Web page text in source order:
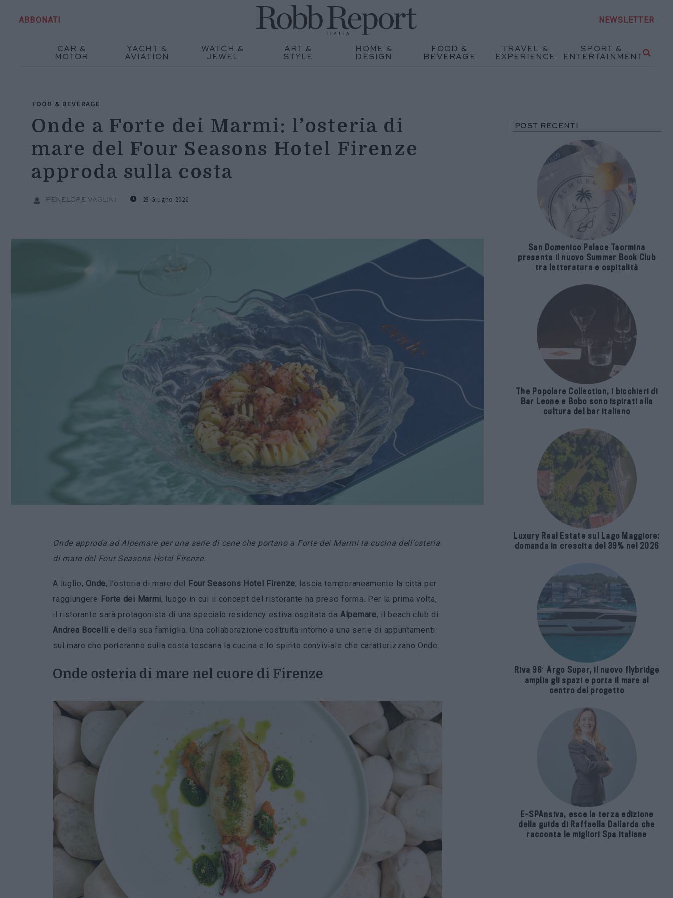
ABBONATI NEWSLETTER
CAR &
MOTOR
YACHT &
AVIATION
WATCH &
JEWEL
ART &
STYLE
HOME &
DESIGN
FOOD &
BEVERAGE
TRAVEL &
EXPERIENCE
SPORT &
ENTERTAINMENT
FOOD & BEVERAGE
Onde a Forte dei Marmi: l’osteria di
mare del Four Seasons Hotel Firenze
approda sulla costa
PENELOPE VAGLINI 23 Giugno 2026
Onde approda ad Alpemare per una serie di cene che portano a Forte dei Marmi la cucina dell’osteria
di mare del Four Seasons Hotel Firenze.
A luglio, Onde, l’osteria di mare del Four Seasons Hotel Firenze, lascia temporaneamente la città per
raggiungere Forte dei Marmi, luogo in cui il concept del ristorante ha preso forma. Per la prima volta,
il ristorante sarà protagonista di una speciale residency estiva ospitata daAlpemare, il beach club di
Andrea Bocelli e della sua famiglia. Una collaborazione costruita intorno a una serie di appuntamenti
sul mare che porteranno sulla costa toscana la cucina e lo spirito conviviale che caratterizzano Onde.
Onde osteria di mare nel cuore di Firenze
POST RECENTI
San Domenico Palace Taormina
presenta il nuovo Summer Book Club
tra letteratura e ospitalità
The Popolare Collection, i bicchieri di
Bar Leone e Bobo sono ispirati alla
cultura del bar italiano
Luxury Real Estate sul Lago Maggiore:
domanda in crescita del 39% nel 2026
Riva 96′ Argo Super, il nuovo flybridge
amplia gli spazi e porta il mare al
centro del progetto
E-SPAnsiva, esce la terza edizione
della guida di Raffaella Dallarda che
racconta le migliori Spa italiane